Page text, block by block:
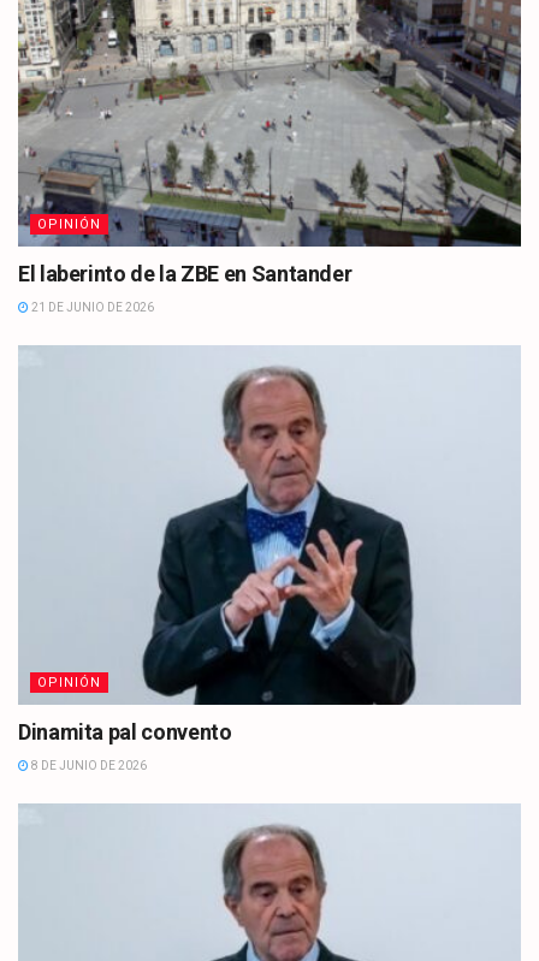
OPINIÓN
El laberinto de la ZBE en Santander
21 DE JUNIO DE 2026
OPINIÓN
Dinamita pal convento
8 DE JUNIO DE 2026